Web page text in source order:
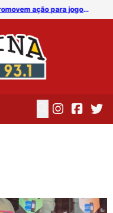
Semana da Beleza do Boticário tem descontos de até 50% em CG